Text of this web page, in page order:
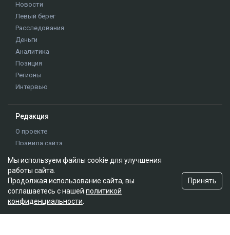
Новости
Левый берег
Расследования
Деньги
Аналитика
Позиция
Регионы
Интервью
Редакция
О проекте
Правила сайта
Контакты
Редакционная политика
Мы в социальных сетях
Мы используем файлы cookie для улучшения
работы сайта.
Продолжая использование сайта, вы
соглашаетесь с нашей политикой
конфиденциальности
Принять